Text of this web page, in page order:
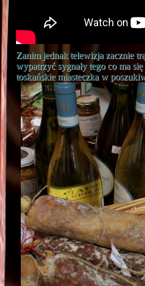
Zanim jednak telewizja zacznie
wypatrzyć sygnały tego co ma
toskańskie miasteczka w